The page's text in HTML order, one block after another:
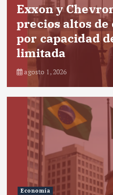
Exxon y
precios altos
por capacidad
limitada
agosto 1, 2026
Economía